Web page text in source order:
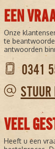
EEN
Onze
te
antwoorden
0341
VEEL
Heeft u een